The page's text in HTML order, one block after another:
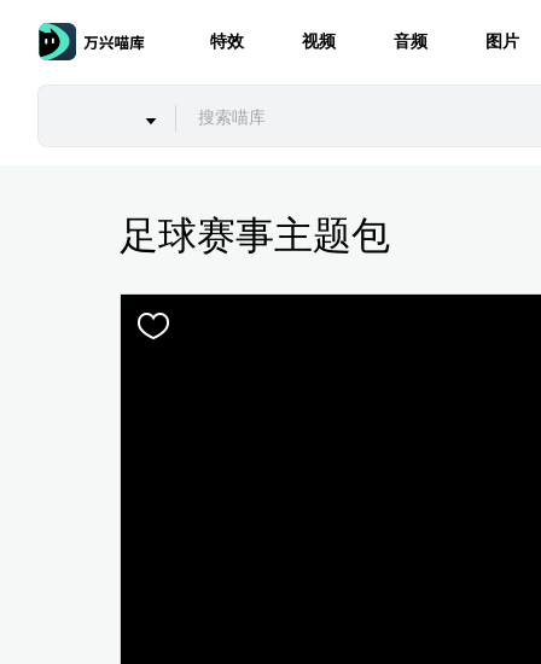
特效 视频 音频 图片
足球赛事主题包